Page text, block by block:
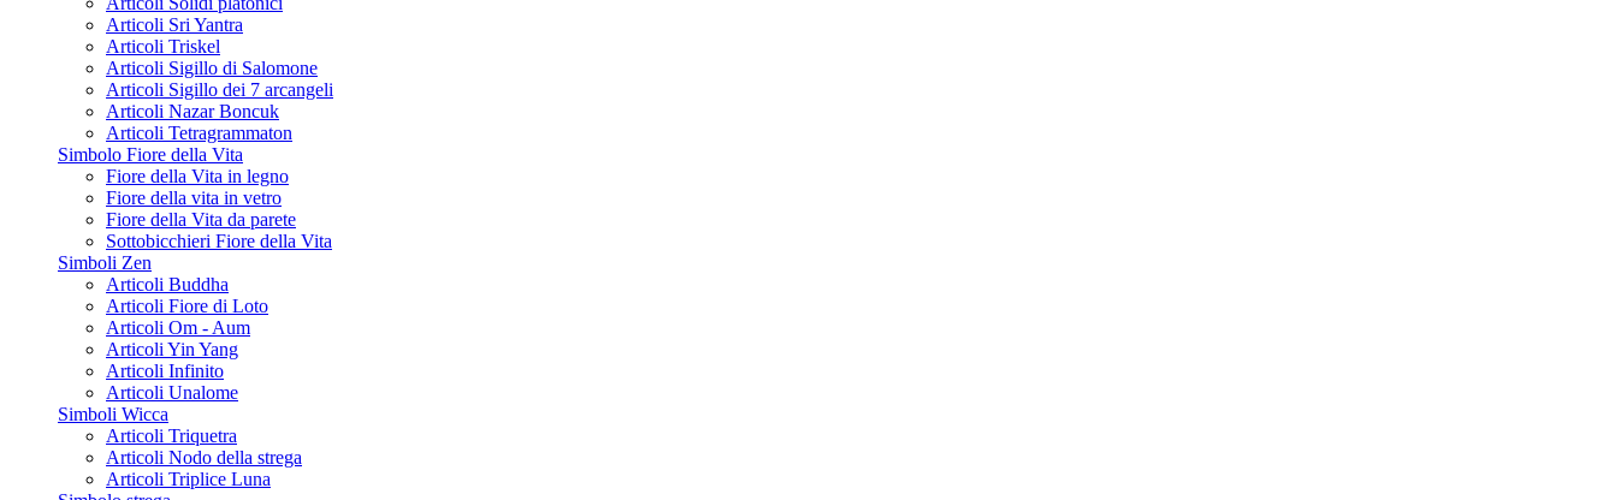
Articoli Sri Yantra
Articoli Triskel
Articoli Sigillo di Salomone
Articoli Sigillo dei 7 arcangeli
Articoli Nazar Boncuk
Articoli Tetragrammaton
Simbolo Fiore della Vita
Fiore della Vita in legno
Fiore della vita in vetro
Fiore della Vita da parete
Sottobicchieri Fiore della Vita
Simboli Zen
Articoli Buddha
Articoli Fiore di Loto
Articoli Om - Aum
Articoli Yin Yang
Articoli Infinito
Articoli Unalome
Simboli Wicca
Articoli Triquetra
Articoli Nodo della strega
Articoli Triplice Luna